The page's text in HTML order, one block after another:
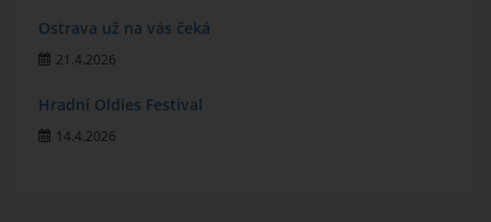
Ostrava už na vás čeká
21.4.2026
Hradní Oldies Festival
14.4.2026